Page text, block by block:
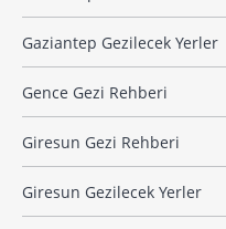
Gaziantep Gezilecek Yerler
Gence Gezi Rehberi
Giresun Gezi Rehberi
Giresun Gezilecek Yerler